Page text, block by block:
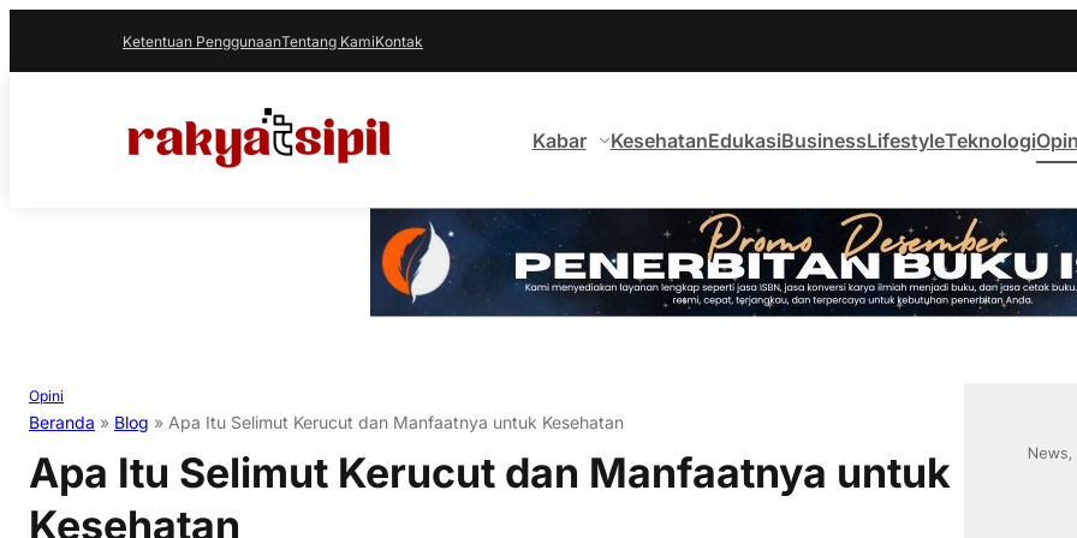
Ketentuan PenggunaanTentang KamiKontak
Kabar KesehatanEdukasiBusinessLifestyleTeknologi
Opini
Beranda » Blog » Apa Itu Selimut Kerucut dan Manfaatnya untuk Kesehatan
Apa Itu Selimut Kerucut dan Manfaatnya untuk
Kesehatan